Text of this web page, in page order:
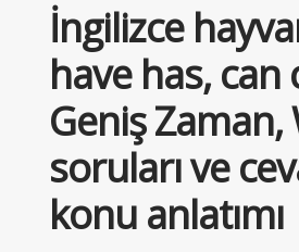
İngilizce
have has, can
Geniş Zaman,
soruları ve
konu anlatımı